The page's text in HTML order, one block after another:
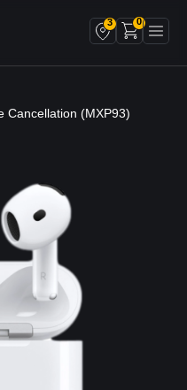
3 0
Cancellation (MXP93)